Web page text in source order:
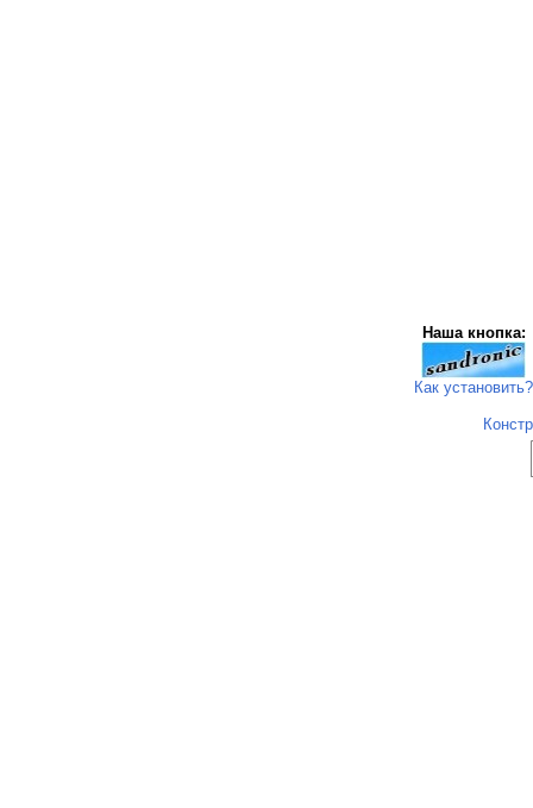
Наша кнопка:
Как установить?